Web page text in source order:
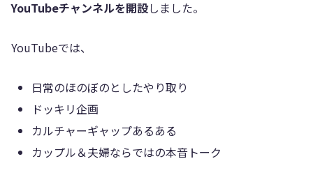
YouTubeチャンネルを開設しました。
YouTubeでは、
日常のほのぼのとしたやり取り
ドッキリ企画
カルチャーギャップあるある
カップル＆夫婦ならではの本音トーク